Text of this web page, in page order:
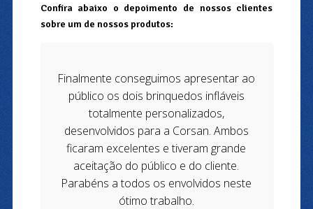
Confira abaixo o depoimento de nossos clientes
sobre um de nossos produtos:
Finalmente conseguimos apresentar ao
público os dois brinquedos infláveis
totalmente personalizados,
desenvolvidos para a Corsan. Ambos
ficaram excelentes e tiveram grande
aceitação do público e do cliente.
Parabéns a todos os envolvidos neste
ótimo trabalho.